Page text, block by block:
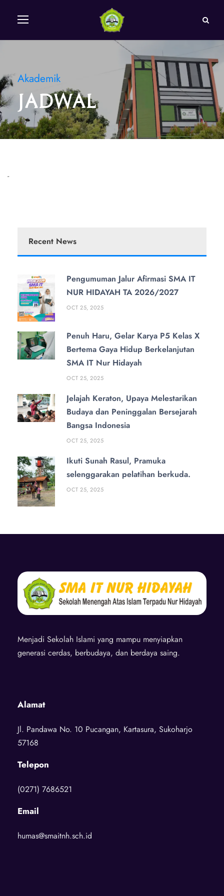
Akademik
Jadwal
-
Recent News
Pengumuman Jalur Afirmasi SMA IT
NUR HIDAYAH TA 2026/2027
OCT 25, 2025
Penuh Haru, Gelar Karya P5 Kelas X
Bertema Gaya Hidup Berkelanjutan
SMA IT Nur Hidayah
OCT 25, 2025
Jelajah Keraton, Upaya Melestarikan
Budaya dan Peninggalan Bersejarah
Bangsa Indonesia
OCT 25, 2025
Ikuti Sunah Rasul, Pramuka
selenggarakan pelatihan berkuda.
OCT 25, 2025
Menjadi Sekolah Islami yang mampu menyiapkan
generasi cerdas, berbudaya, dan berdaya saing.
Alamat
Jl. Pandawa No. 10 Pucangan, Kartasura, Sukoharjo
57168
Telepon
(0271) 7686521
Email
humas@smaitnh.sch.id